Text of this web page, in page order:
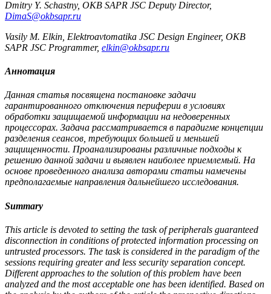
Dmitry Y. Schastny, OKB SAPR JSC Deputy Director,
DimaS@okbsapr.ru
Vasily M. Elkin, Elektroavtomatika JSC Design Engineer, OKB
SAPR JSC Programmer, elkin@okbsapr.ru
Аннотация
Данная статья посвящена постановке задачи
гарантированного отключения периферии в условиях
обработки защищаемой информации на недоверенных
процессорах. Задача рассматривается в парадигме концепции
разделения сеансов, требующих большей и меньшей
защищенности. Проанализированы различные подходы к
решению данной задачи и выявлен наиболее приемлемый. На
основе проведенного анализа авторами статьи намечены
предполагаемые направления дальнейшего исследования.
Summary
This article is devoted to setting the task of peripherals guaranteed
disconnection in conditions of protected information processing on
untrusted processors. The task is considered in the paradigm of the
sessions requiring greater and less security separation concept.
Different approaches to the solution of this problem have been
analyzed and the most acceptable one has been identified. Based on